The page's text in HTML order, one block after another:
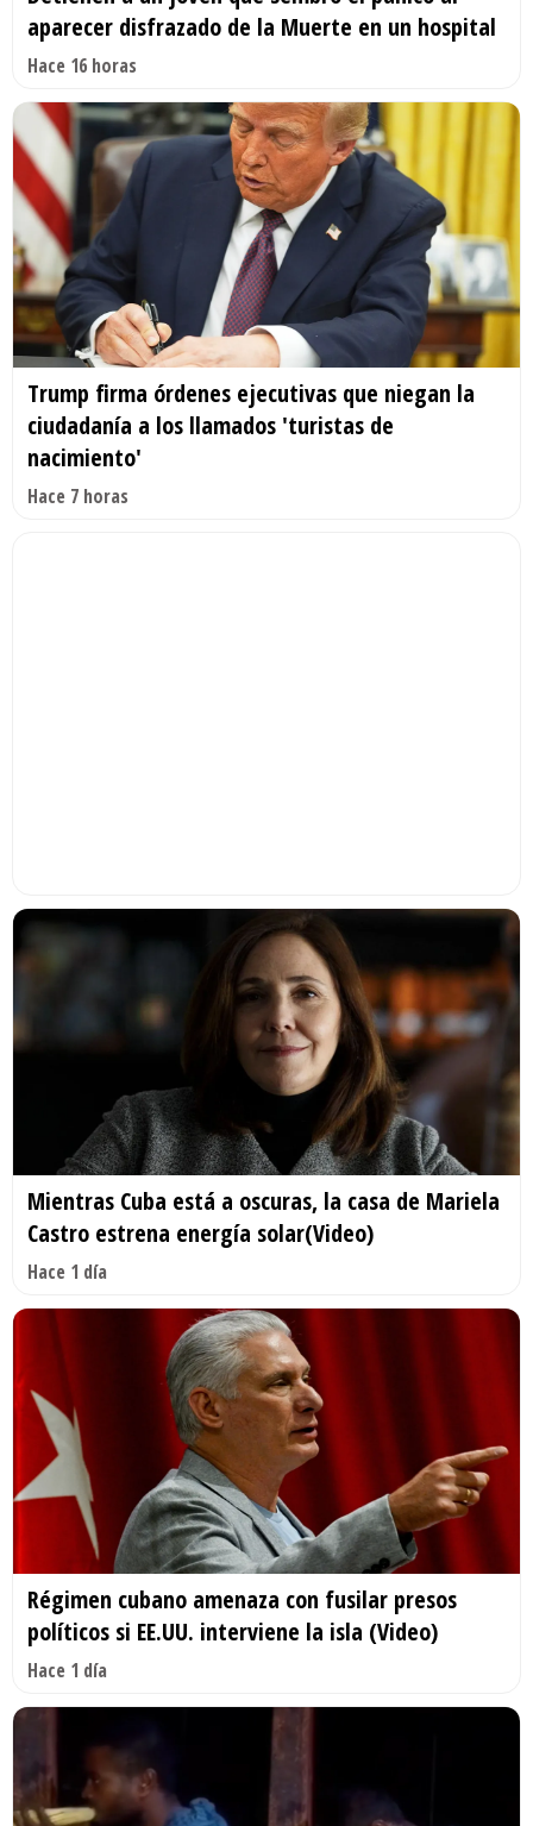
aparecer disfrazado de la Muerte en un hospital
Hace 16 horas
Trump firma órdenes ejecutivas que niegan la
ciudadanía a los llamados 'turistas de
nacimiento'
Hace 7 horas
Mientras Cuba está a oscuras, la casa de Mariela
Castro estrena energía solar(Video)
Hace 1 día
Régimen cubano amenaza con fusilar presos
políticos si EE.UU. interviene la isla (Video)
Hace 1 día